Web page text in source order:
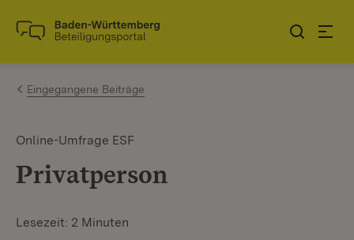
Zum Inhalt springen
Link zur Startseite
Eingegangene Beiträge
Online-Umfrage ESF
Privatperson
Lesezeit: 2 Minuten